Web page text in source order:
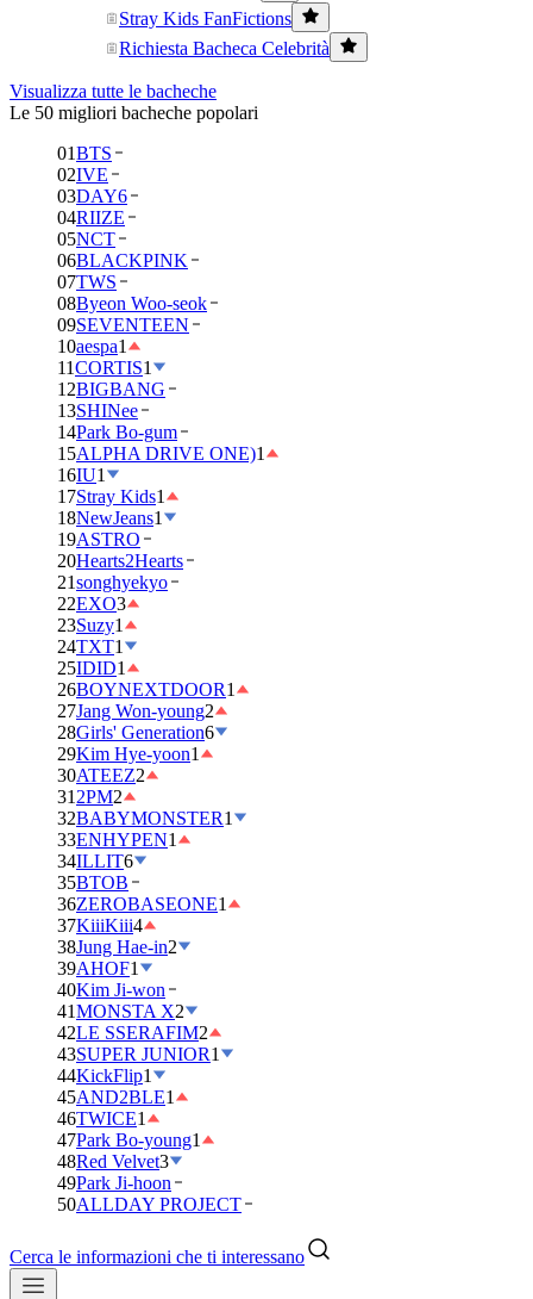
Stray Kids FanFictions
Richiesta Bacheca Celebrità
Visualizza tutte le bacheche
Le 50 migliori bacheche popolari
01BTS
02IVE
03DAY6
04RIIZE
05NCT
06BLACKPINK
07TWS
08Byeon Woo-seok
09SEVENTEEN
10aespa1
11CORTIS1
12BIGBANG
13SHINee
14Park Bo-gum
15ALPHA DRIVE ONE)1
16IU1
17Stray Kids1
18NewJeans1
19ASTRO
20Hearts2Hearts
21songhyekyo
22EXO3
23Suzy1
24TXT1
25IDID1
26BOYNEXTDOOR1
27Jang Won-young2
28Girls' Generation6
29Kim Hye-yoon1
30ATEEZ2
31 2PM2
32BABYMONSTER1
33ENHYPEN1
34ILLIT6
35BTOB
36ZEROBASEONE1
37KiiiKiii4
38Jung Hae-in2
39AHOF1
40Kim Ji-won
41MONSTA X2
42LE SSERAFIM2
43SUPER JUNIOR1
44KickFlip1
45AND2BLE1
46TWICE1
47Park Bo-young1
48Red Velvet3
49Park Ji-hoon
50ALLDAY PROJECT
Cerca le informazioni che ti interessano